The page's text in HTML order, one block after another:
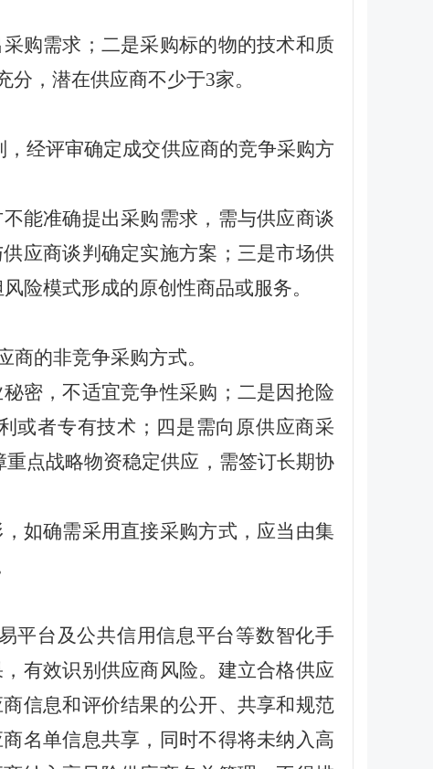
购需求；二是采购标的物的技术和质
，潜在供应商不少于3家。
经评审确定成交供应商的竞争采购方
能准确提出采购需求，需与供应商谈
应商谈判确定实施方案；三是市场供
险模式形成的原创性商品或服务。
的非竞争采购方式。
密，不适宜竞争性采购；二是因抢险
或者专有技术；四是需向原供应商采
点战略物资稳定供应，需签订长期协
如确需采用直接采购方式，应当由集
平台及公共信用信息平台等数智化手
有效识别供应商风险。建立合格供应
信息和评价结果的公开、共享和规范
名单信息共享，同时不得将未纳入高